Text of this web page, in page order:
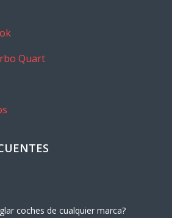
Quart
coches de cualquier marca?